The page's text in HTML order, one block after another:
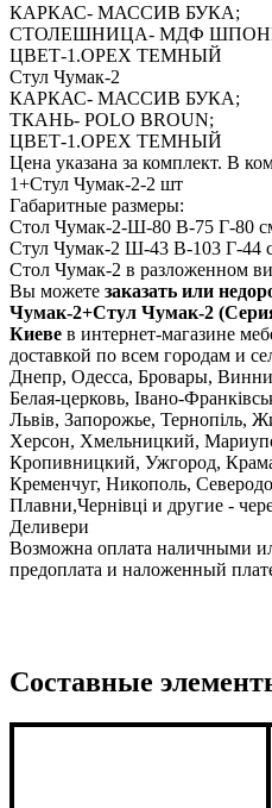
КАРКАС- МАССИВ БУКА;
СТОЛЕШНИЦА- МДФ
ЦВЕТ-1.ОРЕХ ТЕМНЫЙ
Стул Чумак-2
КАРКАС- МАССИВ БУКА;
ТКАНЬ- POLO BROUN;
ЦВЕТ-1.ОРЕХ ТЕМНЫЙ
Цена указана за комплект. В
1+Стул Чумак-2-2 шт
Габаритные размеры:
Стол Чумак-2-Ш-80 В-75 Г-80
Стул Чумак-2 Ш-43 В-103 Г-44
Стол Чумак-2 в разложенном
Вы можете заказать или
Чумак-2+Стул Чумак-2
Киеве в интернет-магазине
доставкой по всем городам и
Днепр, Одесса, Бровары,
Белая-церковь, Івано-
Львів, Запорожье, Тернопіль,
Херсон, Хмельницкий,
Кропивницкий, Ужгород,
Кременчуг, Никополь,
Плавни,Чернівці и другие -
Деливери
Возможна оплата наличными
предоплата и наложенный
Составные